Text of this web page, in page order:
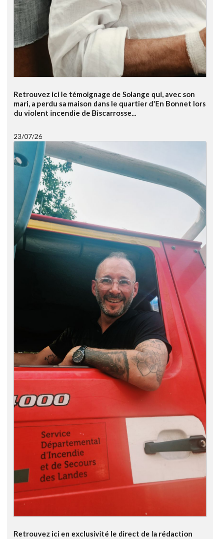
Retrouvez ici le témoignage de Solange qui, avec son
mari, a perdu sa maison dans le quartier d'En Bonnet lors
du violent incendie de Biscarrosse...
23/07/26
Retrouvez ici en exclusivité le direct de la rédaction